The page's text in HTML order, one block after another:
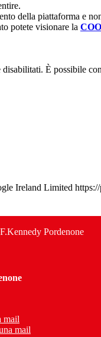
della piattaforma e
potete visionare la
È possibile
Ireland Limited
Pordenone
mail
mail